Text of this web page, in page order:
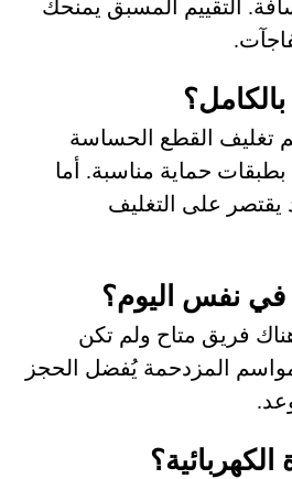
التقييم المسبق يمنحك
تغليف القطع الحساسة
بطبقات حماية مناسبة. أما
يقتصر على التغليف
في نفس اليوم؟
فريق متاح ولم تكن
المزدحمة يُفضل الحجز
الكهربائية؟